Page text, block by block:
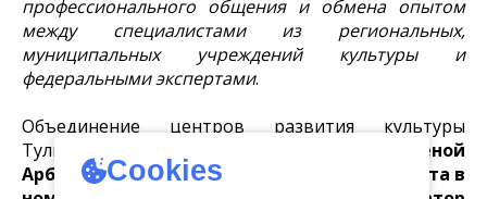
профессионального общения и обмена опытом
между специалистами из региональных,
муниципальных учреждений культуры и
федеральными экспертами.
Объединение центров развития культуры
Тульской области во главе с директором
Еленой
Арбековойотмечено свидетельством
лауреата в
Cookies